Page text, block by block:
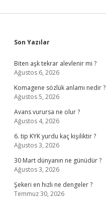
Sidebar
Son Yazılar
Biten aşk tekrar alevlenir mi ?
Ağustos 6, 2026
Komagene sözlük anlamı nedir ?
Ağustos 5, 2026
Avans vurursa ne olur ?
Ağustos 4, 2026
6. tip KYK yurdu kaç kişiliktir ?
Ağustos 3, 2026
30 Mart dünyanın ne günüdür ?
Ağustos 3, 2026
Şekeri en hızlı ne dengeler ?
Temmuz 30, 2026